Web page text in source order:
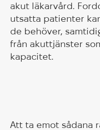
akut läkarvård.
utsatta patienter
de behöver,
från akuttjänster
kapacitet.
Att ta emot sådana